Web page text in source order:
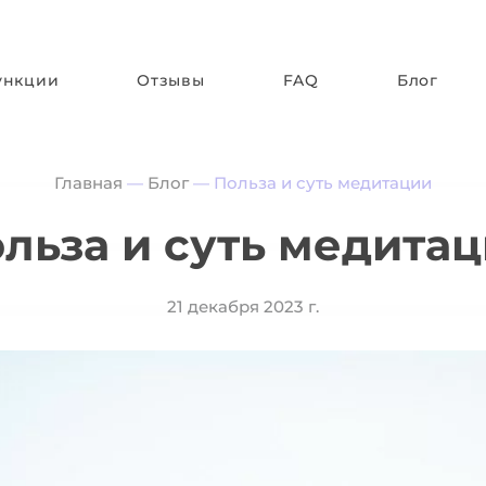
Отзывы FAQ Блог
Главная — Блог— Польза и суть медитации
и суть
21 декабря 2023 г.